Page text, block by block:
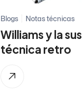
Blogs Notas técnicas
Williams y la
técnica retro